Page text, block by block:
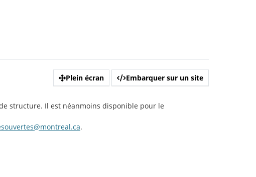
Plein écran Embarquer sur un site
structure. Il est néanmoins disponible pour le
.